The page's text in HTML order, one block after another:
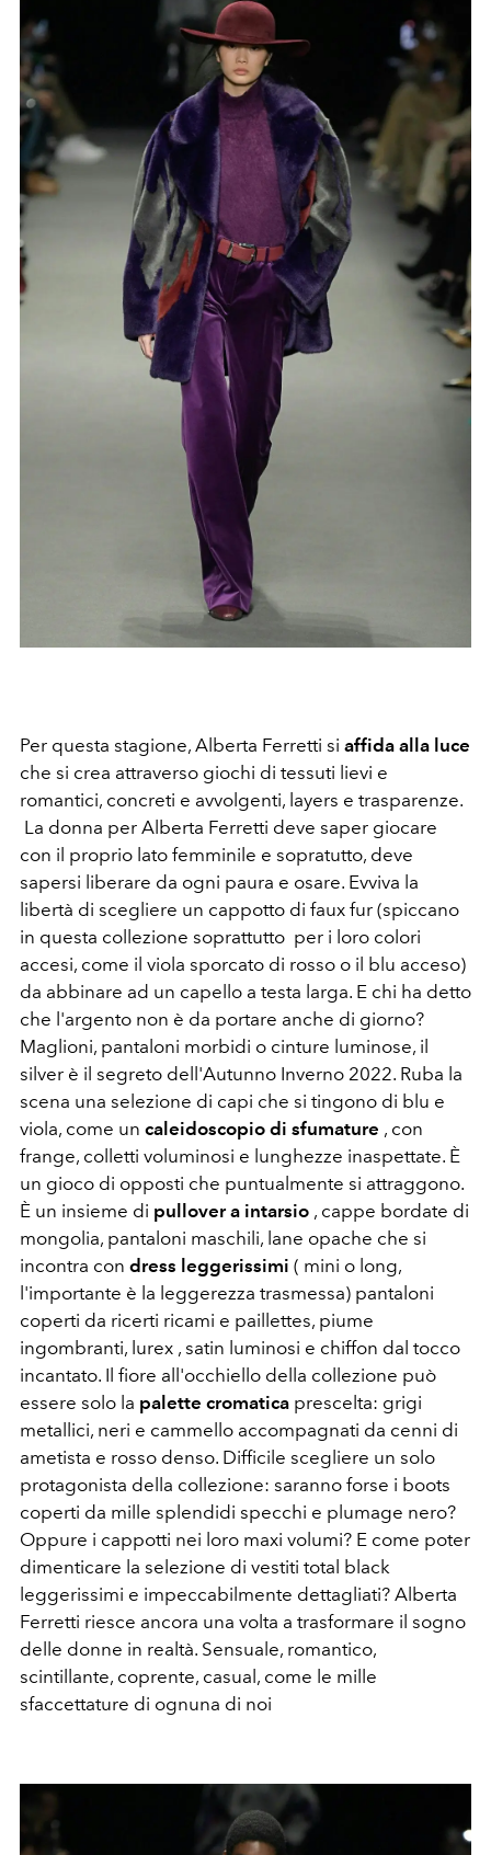
Per questa stagione, Alberta Ferretti si affida alla luce
che si crea attraverso giochi di tessuti lievi e
romantici, concreti e avvolgenti, layers e trasparenze.
La donna per Alberta Ferretti deve saper giocare
con il proprio lato femminile e sopratutto, deve
sapersi liberare da ogni paura e osare. Evviva la
libertà di scegliere un cappotto di faux fur (spiccano
in questa collezione soprattutto per i loro colori
accesi, come il viola sporcato di rosso o il blu acceso)
da abbinare ad un capello a testa larga. E chi ha detto
che l'argento non è da portare anche di giorno?
Maglioni, pantaloni morbidi o cinture luminose, il
silver è il segreto dell'Autunno Inverno 2022. Ruba la
scena una selezione di capi che si tingono di blu e
viola, come un caleidoscopio di sfumature , con
frange, colletti voluminosi e lunghezze inaspettate. È
un gioco di opposti che puntualmente si attraggono.
È un insieme di pullover a intarsio , cappe bordate di
mongolia, pantaloni maschili, lane opache che si
incontra con dress leggerissimi ( mini o long,
l'importante è la leggerezza trasmessa) pantaloni
coperti da ricerti ricami e paillettes, piume
ingombranti, lurex , satin luminosi e chiffon dal tocco
incantato. Il fiore all'occhiello della collezione può
essere solo la palette cromatica prescelta: grigi
metallici, neri e cammello accompagnati da cenni di
ametista e rosso denso. Difficile scegliere un solo
protagonista della collezione: saranno forse i boots
coperti da mille splendidi specchi e plumage nero?
Oppure i cappotti nei loro maxi volumi? E come poter
dimenticare la selezione di vestiti total black
leggerissimi e impeccabilmente dettagliati? Alberta
Ferretti riesce ancora una volta a trasformare il sogno
delle donne in realtà. Sensuale, romantico,
scintillante, coprente, casual, come le mille
sfaccettature di ognuna di noi